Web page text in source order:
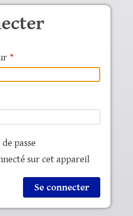
passe
sur cet appareil